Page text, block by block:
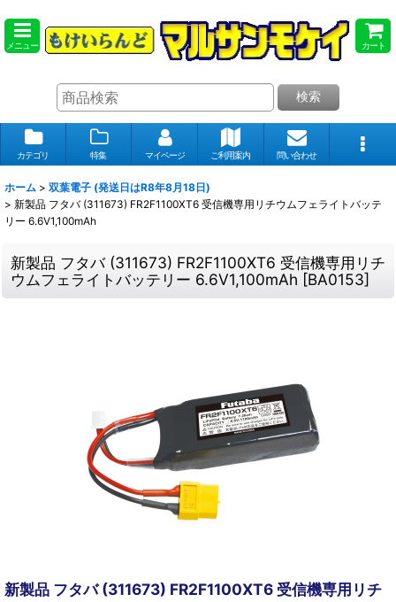
メニュー カート
検索
カテゴリ 特集 マイページ ご利用案内 問い合わせ
ホーム > 双葉電子 (発送日はR8年8月18日)
> 新製品 フタバ (311673) FR2F1100XT6 受信機専用リチウムフェライトバッテ
リー 6.6V1,100mAh
新製品 フタバ (311673) FR2F1100XT6 受信機専用リチ
ウムフェライトバッテリー 6.6V1,100mAh [BA0153]
新製品 フタバ (311673) FR2F1100XT6 受信機専用リチ